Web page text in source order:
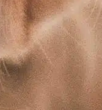
,